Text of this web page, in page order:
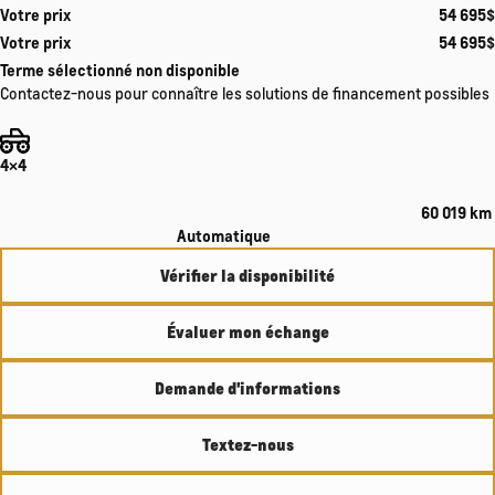
Votre prix 54 695$
Votre prix
54 695$
Terme sélectionné non disponible
Contactez-nous pour connaître les solutions de financement possibles
4×4
Automatique
60 019 km
Vérifier la disponibilité
Évaluer mon échange
Demande d'informations
Textez-nous